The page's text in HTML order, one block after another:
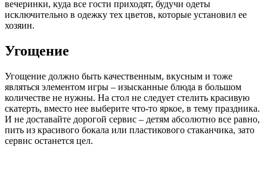
вечеринки, куда все гости приходят, будучи одеты
исключительно в одежку тех цветов, которые установил ее
хозяин.
Угощение
Угощение должно быть качественным, вкусным и тоже
являться элементом игры – изысканные блюда в большом
количестве не нужны. На стол не следует стелить красивую
скатерть, вместо нее выберите что-то яркое, в тему праздника.
И не доставайте дорогой сервис – детям абсолютно все равно,
пить из красивого бокала или пластикового стаканчика, зато
сервис останется цел.